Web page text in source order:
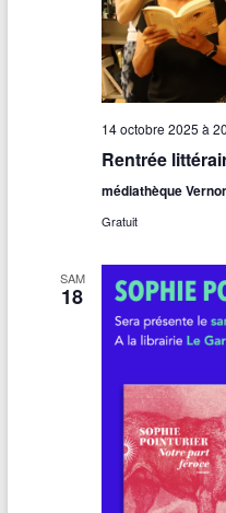
14 octobre 2025 à
Rentrée
médiathèque
Gratuit
SAM
18